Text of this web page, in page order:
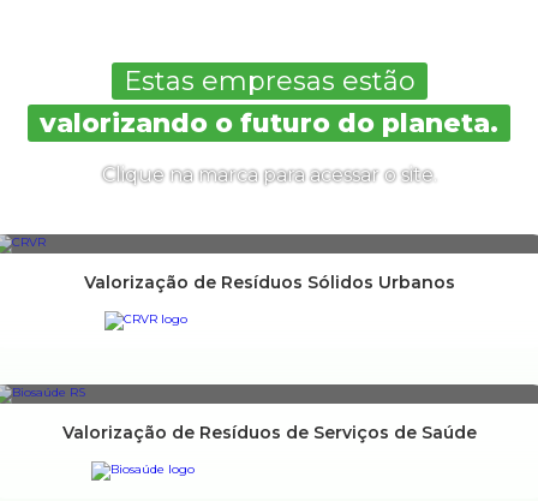
Estas empresas estão
valorizando o futuro do planeta.
Clique na marca para acessar o site.
Valorização de Resíduos Sólidos Urbanos
Valorização de Resíduos de Serviços de Saúde